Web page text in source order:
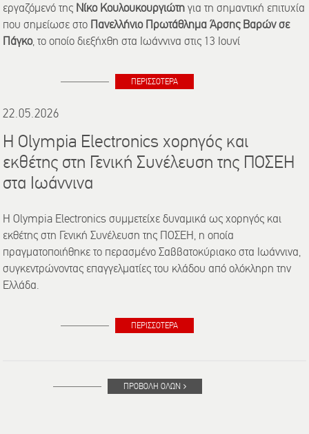
εργαζόμενό της Νίκο Κουλουκουργιώτηγια τη σημαντική επιτυχία
που σημείωσε στο Πανελλήνιο Πρωτάθλημα Άρσης Βαρών σε
Πάγκο, το οποίο διεξήχθη στα Ιωάννινα στις 13 Ιουνί
ΠΕΡΙΣΣΟΤΕΡΑ
22.05.2026
Η Olympia Electronics χορηγός και
εκθέτης στη Γενική Συνέλευση της ΠΟΣΕΗ
στα Ιωάννινα
Η Olympia Electronics συμμετείχε δυναμικά ως χορηγός και
εκθέτης στη Γενική Συνέλευση της ΠΟΣΕΗ, η οποία
πραγματοποιήθηκε το περασμένο Σαββατοκύριακο στα Ιωάννινα,
συγκεντρώνοντας επαγγελματίες του κλάδου από ολόκληρη την
Ελλάδα.
ΠΕΡΙΣΣΟΤΕΡΑ
ΠΡΟΒΟΛΗ ΟΛΩΝ